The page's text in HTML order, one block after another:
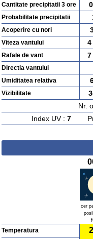
Cantitate precipitatii 3 ore 0
Probabilitate precipitatii
Acoperire cu nori
Viteza vantului 4
Rafale de vant 7
Directia vantului
Umiditatea relativa
Vizibilitate
Nr.
Index UV : 7
cer
Temperatura